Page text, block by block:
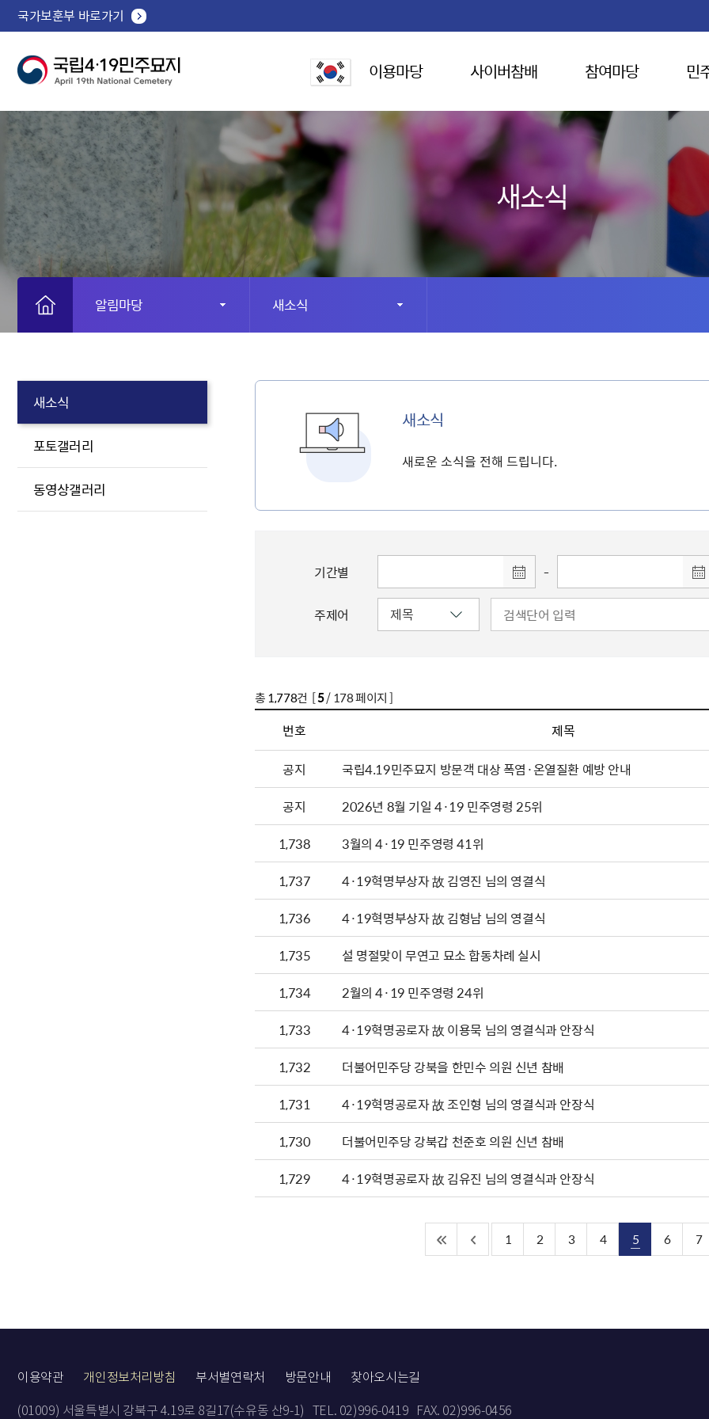
국가보훈부 바로가기
이용마당 사이버참배 참여마당 민
새소식
알림마당 새소식
새소식
포토갤러리
동영상갤러리
새소식
새로운 소식을 전해 드립니다.
기간별 -
주제어
총1,778건 [5/ 178 페이지 ]
번호 제목
공지
국립4.19민주묘지 방문객 대상 폭염·온열질환 예방 안내
공지
2026년 8월 기일 4·19 민주영령 25위
1,738
3월의 4·19 민주영령 41위
1,737
4·19혁명부상자 故 김영진 님의 영결식
1,736
4·19혁명부상자 故 김형남 님의 영결식
1,735
설 명절맞이 무연고 묘소 합동차례 실시
1,734
2월의 4·19 민주영령 24위
1,733
4·19혁명공로자 故 이용묵 님의 영결식과 안장식
1,732
더불어민주당 강북을 한민수 의원 신년 참배
1,731
4·19혁명공로자 故 조인형 님의 영결식과 안장식
1,730
더불어민주당 강북갑 천준호 의원 신년 참배
1,729
4·19혁명공로자 故 김유진 님의 영결식과 안장식
1 2 3 4 5 6 7
이용약관 개인정보처리방침 부서별연락처 방문안내 찾아오시는길
(01009) 서울특별시 강북구 4.19로 8길17(수유동 산9-1) TEL. 02)996-0419 FAX. 02)996-0456